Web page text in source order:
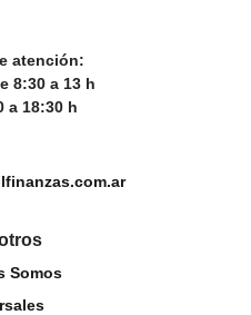
atención:
8:30 a 13 h
a 18:30 h
Somos